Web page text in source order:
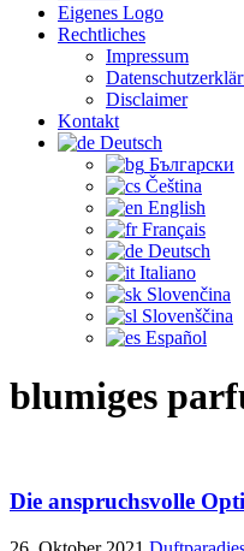
Eigenes Logo
Rechtliches
Impressum
Disclaimer
Kontakt
Deutsch
Български
Čeština‎
English
Français
Deutsch
Italiano
Slovenčina
Slovenščina
Español
blumiges
Die anspruchsvolle